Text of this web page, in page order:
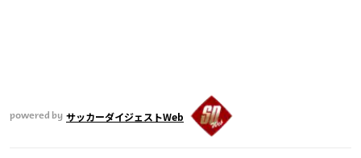
powered by サッカーダイジェストWeb